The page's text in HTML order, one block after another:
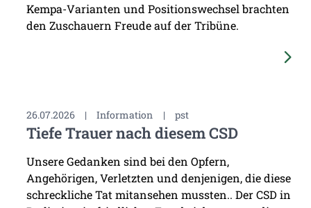
Kempa-Varianten und Positionswechsel brachten
den Zuschauern Freude auf der Tribüne.
26.07.2026 | Information | pst
Tiefe Trauer nach diesem CSD
Unsere Gedanken sind bei den Opfern,
Angehörigen, Verletzten und denjenigen, die diese
schreckliche Tat mitansehen mussten.. Der CSD in